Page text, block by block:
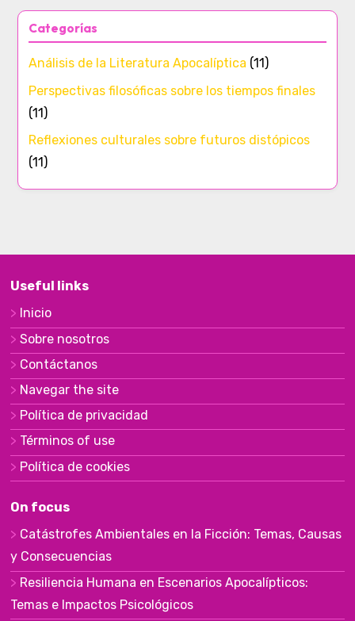
Categorías
Análisis de la Literatura Apocalíptica (11)
Perspectivas filosóficas sobre los tiempos finales
(11)
Reflexiones culturales sobre futuros distópicos
(11)
Useful links
Inicio
Sobre nosotros
Contáctanos
Navegar the site
Política de privacidad
Términos of use
Política de cookies
On focus
Catástrofes Ambientales en la Ficción: Temas, Causas
y Consecuencias
Resiliencia Humana en Escenarios Apocalípticos:
Temas e Impactos Psicológicos